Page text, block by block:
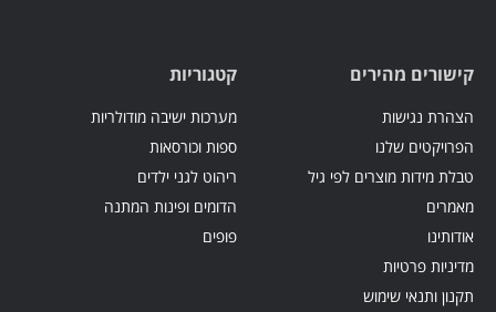
קישורים מהירים
הצהרת נגישות
הפרויקטים שלנו
טבלת מידות מוצרים לפי גיל
מאמרים
אודותינו
מדיניות פרטיות
תקנון ותנאי שימוש
קטגוריות
מערכות ישיבה מודולריות
ספות וכורסאות
ריהוט לגני ילדים
הדומים ופינות המתנה
פופים